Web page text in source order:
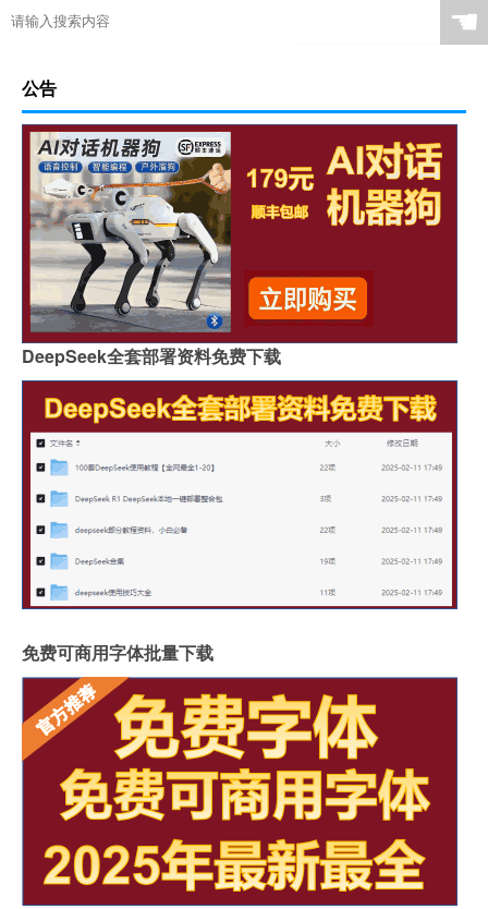
☚
公告
DeepSeek全套部署资料免费下载
免费可商用字体批量下载